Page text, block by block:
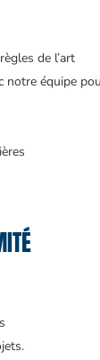
de l’art
notre équipe